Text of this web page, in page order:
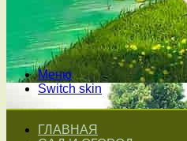
Меню
Switch skin
ГЛАВНАЯ